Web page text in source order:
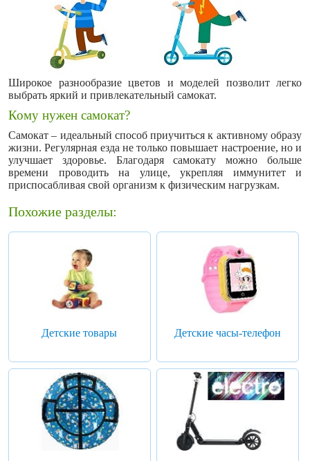
Широкое разнообразие цветов и моделей позволит легко
выбрать яркий и привлекательный самокат.
Кому нужен самокат?
Самокат – идеальный способ приучиться к активному образу
жизни. Регулярная езда не только повышает настроение, но и
улучшает здоровье. Благодаря самокату можно больше
времени проводить на улице, укрепляя иммунитет и
приспосабливая свой организм к физическим нагрузкам.
Похожие разделы:
Детские товары Детские часы-телефон